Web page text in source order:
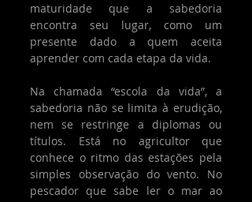
maturidade que a sabedoria
encontra seu lugar, como um
presente dado a quem aceita
aprender com cada etapa da vida.
Na chamada “escola da vida”, a
sabedoria não se limita à erudição,
nem se restringe a diplomas ou
títulos. Está no agricultor que
conhece o ritmo das estações pela
simples observação do vento. No
pescador que sabe ler o mar ao